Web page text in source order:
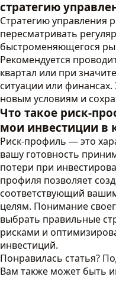
стратегию
Стратегию управления
пересматривать
быстроменяющегося
Рекомендуется
квартал или при
ситуации или
новым условиям и
Что такое риск-
мои инвестиции в
Риск-профиль — это
вашу готовность
потери при
профиля позволяет
соответствующий
целям. Понимание
выбрать правильные
рисками и
инвестиций.
Понравилась статья?
Вам также может быть